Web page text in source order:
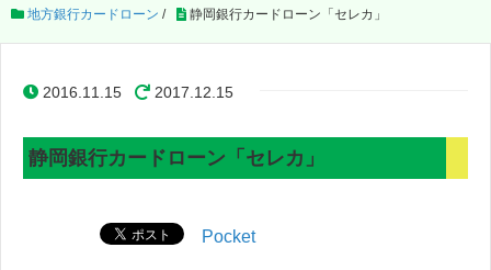
地方銀行カードローン / 静岡銀行カードローン「セレカ」
2016.11.15 2017.12.15
静岡銀行カードローン「セレカ」
Pocket